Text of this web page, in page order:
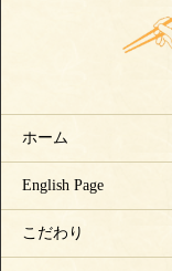
ホーム
English Page
こだわり